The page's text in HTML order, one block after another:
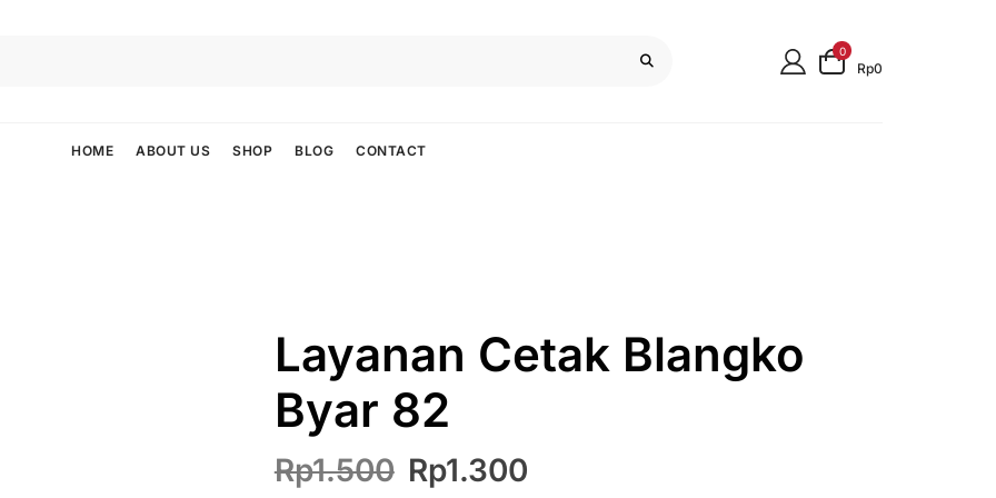
0
Rp0
HOME ABOUT US SHOP BLOG CONTACT
Layanan Cetak Blangko
Byar 82
Rp1.500 Harga
Rp1.300